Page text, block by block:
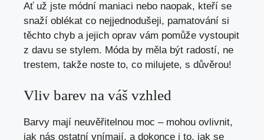
Ať už jste módní maniaci nebo naopak, kteří se
snaží oblékat co nejjednodušeji, pamatování si
těchto chyb a jejich oprav vám pomůže vystoupit
z davu se stylem. Móda by měla být radostí, ne
trestem, takže noste to, co milujete, s důvěrou!
Vliv barev na váš vzhled
Barvy mají neuvěřitelnou moc – mohou ovlivnit,
jak nás ostatní vnímají, a dokonce i to, jak se